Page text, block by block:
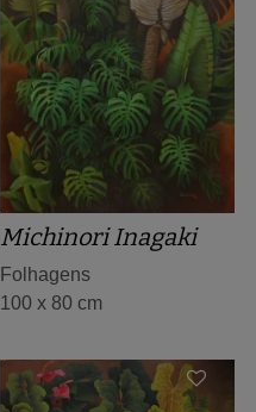
Michinori Inagaki
Folhagens
100 x 80 cm